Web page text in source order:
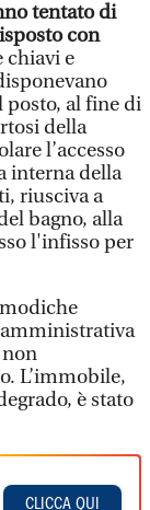
tentato di
con
chiavi e
al fine di
della
l’accesso
interna della
riusciva a
bagno, alla
l'infisso per
L’immobile,
è stato
CLICCA QUI